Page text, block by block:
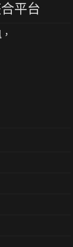
平台